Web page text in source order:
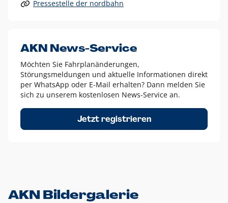
Alle anderen Logo-Varianten dürfen nur in Ausnahmefällen
Diese Ausnahmen sind zum Beispiel:
dem AKN Blau,
weißes Logo auf Fotohintergründen,
schwarzes Logo für reine Schwarz-Weiß-Umsetzungen
Um das Logo herum muss ein Schutzraum von jeweils einer
Höhe bzw. Breite des N aus AKN in alle Richtungen
Pressestelle der nordbahn
AKN News-Service
Möchten Sie Fahrplanänderungen,
Störungsmeldungen und aktuelle Informationen direkt
per WhatsApp oder E-Mail erhalten? Dann melden Sie
sich zu unserem kostenlosen News-Service an.
Jetzt registrieren
AKN Bildergalerie